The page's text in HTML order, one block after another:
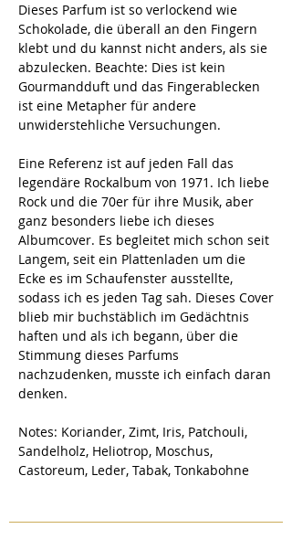
Dieses Parfum ist so verlockend wie
Schokolade, die überall an den Fingern
klebt und du kannst nicht anders, als sie
abzulecken. Beachte: Dies ist kein
Gourmandduft und das Fingerablecken
ist eine Metapher für andere
unwiderstehliche Versuchungen.
Eine Referenz ist auf jeden Fall das
legendäre Rockalbum von 1971. Ich liebe
Rock und die 70er für ihre Musik, aber
ganz besonders liebe ich dieses
Albumcover. Es begleitet mich schon seit
Langem, seit ein Plattenladen um die
Ecke es im Schaufenster ausstellte,
sodass ich es jeden Tag sah. Dieses Cover
blieb mir buchstäblich im Gedächtnis
haften und als ich begann, über die
Stimmung dieses Parfums
nachzudenken, musste ich einfach daran
denken.
Notes: Koriander, Zimt, Iris, Patchouli,
Sandelholz, Heliotrop, Moschus,
Castoreum, Leder, Tabak, Tonkabohne